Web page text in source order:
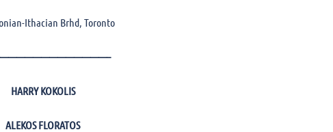
Ithacian Brhd, Toronto
HARRY KOKOLIS
ALEKOS FLORATOS